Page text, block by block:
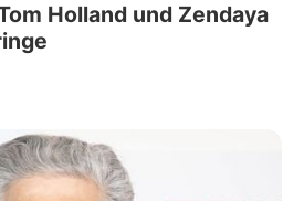
Holland und Zendaya